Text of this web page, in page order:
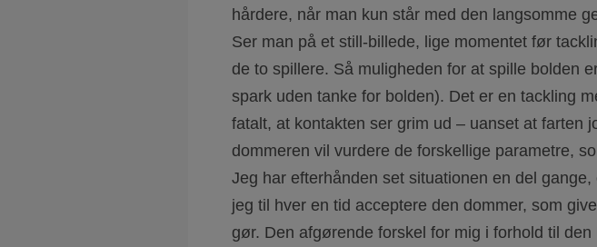
hårdere, når man kun står med den langsomme
Ser man på et still-billede, lige momentet før
de to spillere. Så muligheden for at spille bolden
spark uden tanke for bolden). Det er en tackling
fatalt, at kontakten ser grim ud – uanset at
dommeren vil vurdere de forskellige parametre,
Jeg har efterhånden set situationen en del
jeg til hver en tid acceptere den dommer, som
gør. Den afgørende forskel for mig i forhold til